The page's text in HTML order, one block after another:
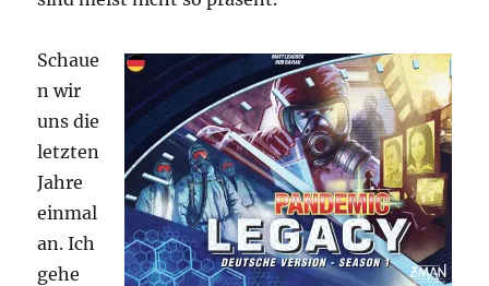
Schaue
n wir
uns die
letzten
Jahre
einmal
an. Ich
gehe